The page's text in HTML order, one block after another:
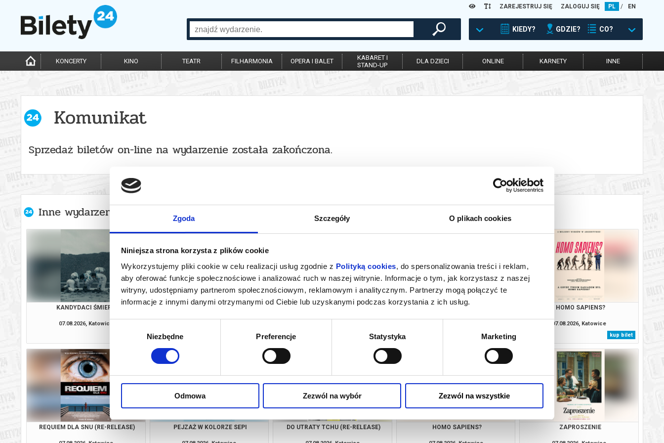
Zgoda Szczegóły O plikach cookies
Niniejsza strona korzysta z plików cookie
Wykorzystujemy pliki cookie w celu realizacji usług zgodnie z Polityką cookies, do spersonalizowania treści i reklam,
aby oferować funkcje społecznościowe i analizować ruch w naszej witrynie. Informacje o tym, jak korzystasz z naszej
witryny, udostępniamy partnerom społecznościowym, reklamowym i analitycznym. Partnerzy mogą połączyć te
informacje z innymi danymi otrzymanymi od Ciebie lub uzyskanymi podczas korzystania z ich usług.
Niezbędne Preferencje Statystyka Marketing
Odmowa Zezwól na wybór Zezwól na wszystkie
ZAREJESTRUJ SIĘ ZALOGUJ SIĘ PL / EN
KIEDY? GDZIE? CO?
KONCERTY KINO TEATR FILHARMONIA OPERA I BALET
KABARET I
STAND-UP
DLA DZIECI ONLINE KARNETY INNE
Komunikat
Sprzedaż biletów on-line na wydarzenie została zakończona.
Inne wydarzenia organizatora
KANDYDACI ŚMIERCI
07.08.2026, Katowice
OSTATNI KONSJERŻ
kup bilet
DRUGIE ŻYCIE
kup bilet
BAŁTYK
kup bilet
HOMO SAPIENS?
07.08.2026, Katowice
kup bilet
REQUIEM DLA SNU (RE-RELEASE) PEJZAŻ W KOLORZE SEPI DO UTRATY TCHU (RE-RELEASE) HOMO SAPIENS? ZAPROSZENIE